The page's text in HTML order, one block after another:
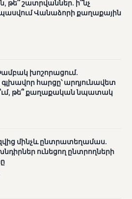
թե՞ շատրվաններ. ի՞նչ
Վանաձորի քաղաքային
խոշորացում.
հարցը՝ արդյունավետ
թե՞ քաղաքական նպատակ
մինչև ընտրատեղամաս.
ունեցող ընտրողների